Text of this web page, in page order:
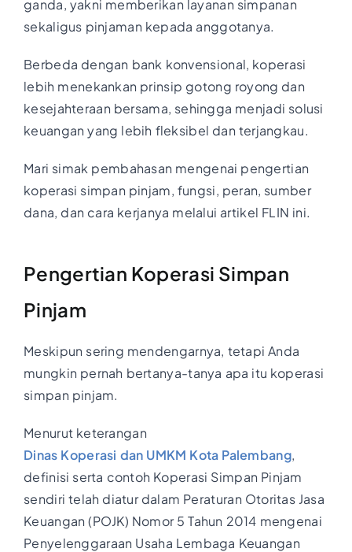
ganda, yakni memberikan layanan simpanan
sekaligus pinjaman kepada anggotanya.
Berbeda dengan bank konvensional, koperasi
lebih menekankan prinsip gotong royong dan
kesejahteraan bersama, sehingga menjadi solusi
keuangan yang lebih fleksibel dan terjangkau.
Mari simak pembahasan mengenai pengertian
koperasi simpan pinjam, fungsi, peran, sumber
dana, dan cara kerjanya melalui artikel FLIN ini.
Pengertian Koperasi Simpan
Pinjam
Meskipun sering mendengarnya, tetapi Anda
mungkin pernah bertanya-tanya apa itu koperasi
simpan pinjam.
Menurut keterangan
Dinas Koperasi dan UMKM Kota Palembang,
definisi serta contoh Koperasi Simpan Pinjam
sendiri telah diatur dalam Peraturan Otoritas Jasa
Keuangan (POJK) Nomor 5 Tahun 2014 mengenai
Penyelenggaraan Usaha Lembaga Keuangan